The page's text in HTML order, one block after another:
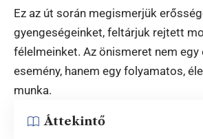
Ez az út során megismerjük
gyengeségeinket, feltárjuk rejtett
félelmeinket. Az önismeret nem egy
esemény, hanem egy folyamatos,
munka.
Áttekintő